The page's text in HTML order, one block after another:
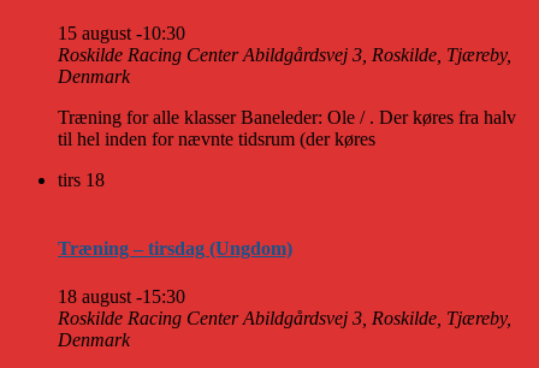
15 august -10:30
Roskilde Racing CenterAbildgårdsvej 3, Roskilde, Tjæreby,
Denmark
Træning for alle klasser Baneleder: Ole / . Der køres fra halv
til hel inden for nævnte tidsrum (der køres
tirs 18
Træning – tirsdag (Ungdom)
18 august -15:30
Roskilde Racing CenterAbildgårdsvej 3, Roskilde, Tjæreby,
Denmark